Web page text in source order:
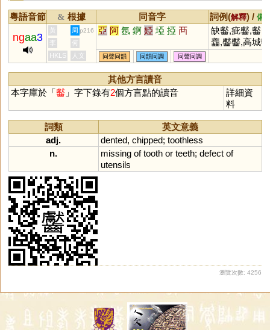
粵語音節 & 根據 同音字 詞例(解釋) / 備
ngaa3
黃 周 p216 亞 阿 氬 錒 婭 埡 掗 襾
缺齾,疵齾,齾
齹,齾齾,高城齾
齾
李
何
HKLS
人文 同聲同韻 同韻同調 同聲同調
其他方言讀音
本字庫於「齾 」字下錄有2個方言點的讀音
詳細資
料
詞類
英文意義
adj.
dented, chipped; toothless
n.
missing of tooth or teeth; defect of
utensils
瀏覽次數: 4256